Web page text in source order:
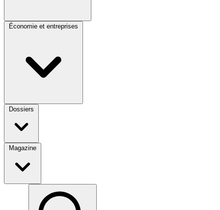
Économie et entreprises
Dossiers
Magazine